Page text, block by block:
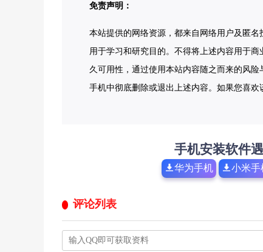
免责声明：
本站提供的网络资源，都来自网络用户及匿
用于学习和研究目的。不得将上述内容用于
久可用性，通过使用本站内容随之而来的风
手机中彻底删除或退出上述内容。如果您喜欢
手机安装软件
华为手机 小米手
评论列表